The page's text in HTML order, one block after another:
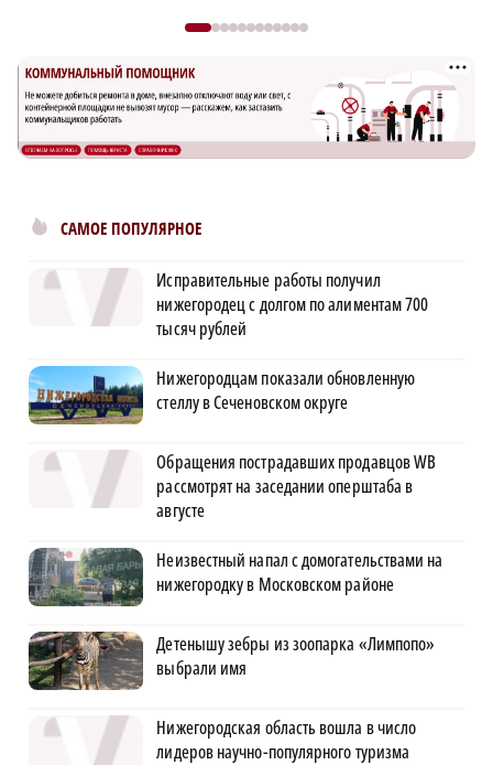
САМОЕ ПОПУЛЯРНОЕ
Исправительные работы получил
нижегородец с долгом по алиментам 700
тысяч рублей
Нижегородцам показали обновленную
стеллу в Сеченовском округе
Обращения пострадавших продавцов WB
рассмотрят на заседании оперштаба в
августе
Неизвестный напал с домогательствами на
нижегородку в Московском районе
Детенышу зебры из зоопарка «Лимпопо»
выбрали имя
Нижегородская область вошла в число
лидеров научно-популярного туризма